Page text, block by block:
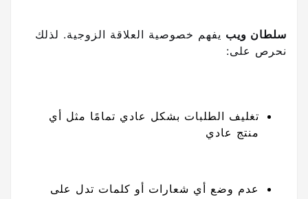
سلطان ويب يفهم خصوصية العلاقة الزوجية. لذلك
نحرص على:
تغليف الطلبات بشكل عادي تمامًا مثل أي
منتج عادي
عدم وضع أي شعارات أو كلمات تدل على